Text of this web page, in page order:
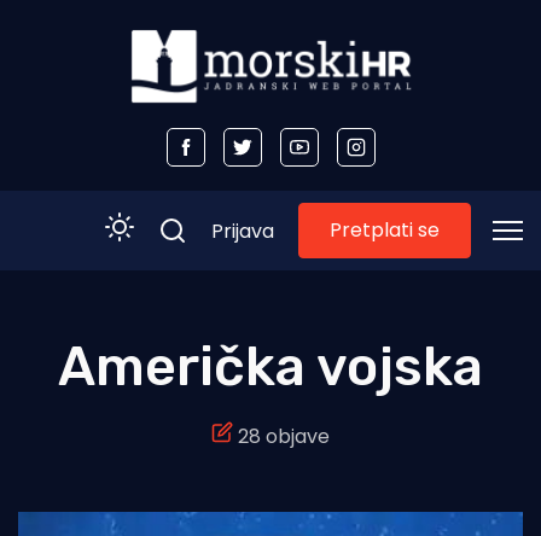
Morski plus
Prijava Pretplati se
Američka vojska
28 objave